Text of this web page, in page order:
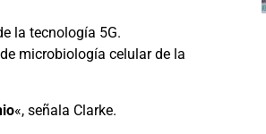
la tecnología 5G.
microbiología celular de la
«, señala Clarke.